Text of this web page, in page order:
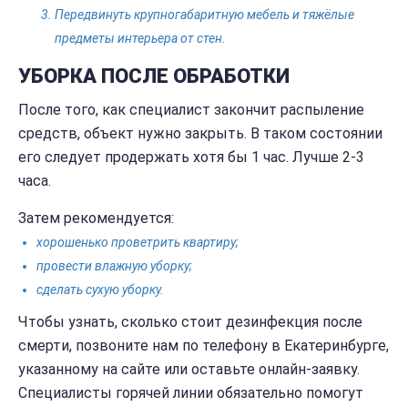
Передвинуть крупногабаритную мебель и тяжёлые
предметы интерьера от стен.
УБОРКА ПОСЛЕ ОБРАБОТКИ
После того, как специалист закончит распыление
средств, объект нужно закрыть. В таком состоянии
его следует продержать хотя бы 1 час. Лучше 2-3
часа.
Затем рекомендуется:
хорошенько проветрить квартиру;
провести влажную уборку;
сделать сухую уборку.
Чтобы узнать, сколько стоит дезинфекция после
смерти, позвоните нам по телефону в Екатеринбурге,
указанному на сайте или оставьте онлайн-заявку.
Специалисты горячей линии обязательно помогут